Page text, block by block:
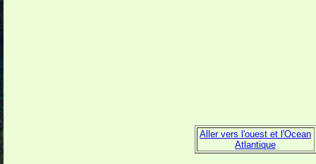
Aller vers l'ouest et l'Ocean
Atlantique